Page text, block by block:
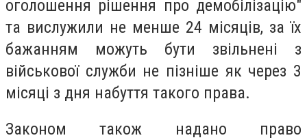
оголошення рішення про демобілізацію"
та вислужили не менше 24 місяців, за їх
бажанням можуть бути звільнені з
військової служби не пізніше як через 3
місяці з дня набуття такого права.
Законом також надано право